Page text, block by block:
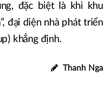
đặc biệt là khi khu
đại diện nhà phát triển
khẳng định.
Thanh Nga